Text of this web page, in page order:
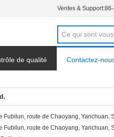
Ventes & Support:
de qualité Contactez-
Fubilun, route de Chaoyang, Yanchuan,
Fubilun, route de Chaoyang, Yanchuan,